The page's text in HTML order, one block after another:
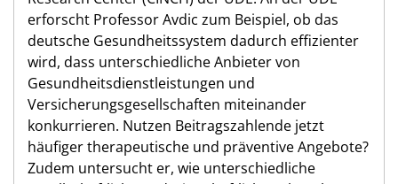
erforscht Professor Avdic zum Beispiel, ob das
deutsche Gesundheitssystem dadurch effizienter
wird, dass unterschiedliche Anbieter von
Gesundheitsdienstleistungen und
Versicherungsgesellschaften miteinander
konkurrieren. Nutzen Beitragszahlende jetzt
häufiger therapeutische und präventive Angebote?
Zudem untersucht er, wie unterschiedliche